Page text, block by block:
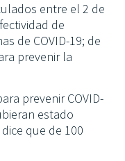
entre el 2 de
de
de COVID-19; de
prevenir la
prevenir COVID-
estado
que de 100